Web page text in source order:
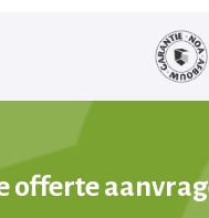
offerte